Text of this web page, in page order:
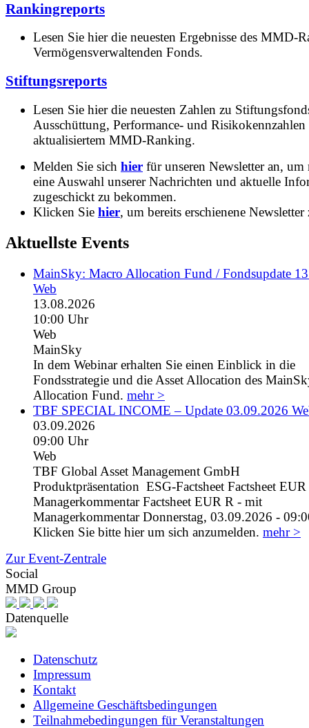
Rankingreports
Lesen Sie hier die neuesten Ergebnisse des MMD-
Vermögensverwaltenden Fonds.
Stiftungsreports
Lesen Sie hier die neuesten Zahlen zu
Ausschüttung, Performance- und
aktualisiertem MMD-Ranking.
Melden Sie sich hier für unseren Newsletter an, um
eine Auswahl unserer Nachrichten und aktuelle
zugeschickt zu bekommen.
Klicken Sie hier, um bereits erschienene Newsletter
Aktuellste Events
MainSky: Macro Allocation Fund / Fondsupdate
Web
13.08.2026
10:00 Uhr
Web
MainSky
In dem Webinar erhalten Sie einen Einblick in die
Fondsstrategie und die Asset Allocation des
Allocation Fund. mehr >
TBF SPECIAL INCOME – Update 03.09.2026
03.09.2026
09:00 Uhr
Web
TBF Global Asset Management GmbH
Produktpräsentation ESG-Factsheet Factsheet
Managerkommentar Factsheet EUR R - mit
Managerkommentar Donnerstag, 03.09.2026 -
Klicken Sie bitte hier um sich anzumelden. mehr >
Zur Event-Zentrale
Social
MMD Group
Datenquelle
Datenschutz
Impressum
Kontakt
Allgemeine Geschäftsbedingungen
Teilnahmebedingungen für Veranstaltungen